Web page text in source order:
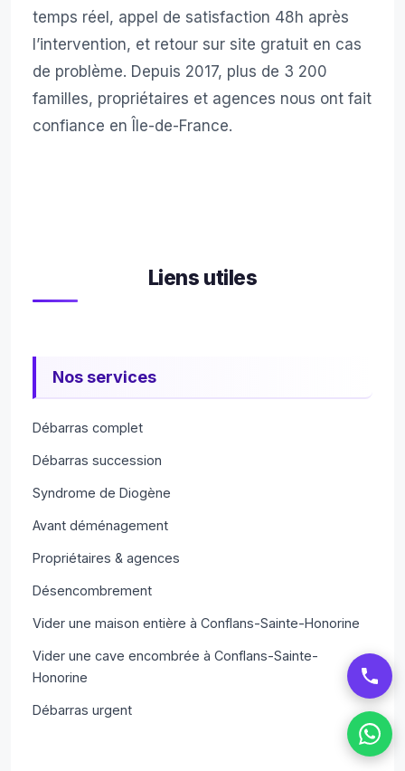
temps réel, appel de satisfaction 48h après
l’intervention, et retour sur site gratuit en cas
de problème. Depuis 2017, plus de 3 200
familles, propriétaires et agences nous ont fait
confiance en Île-de-France.
Liens utiles
Nos services
Débarras complet
Débarras succession
Syndrome de Diogène
Avant déménagement
Propriétaires & agences
Désencombrement
Vider une maison entière à Conflans-Sainte-Honorine
Vider une cave encombrée à Conflans-Sainte-
Honorine
Débarras urgent